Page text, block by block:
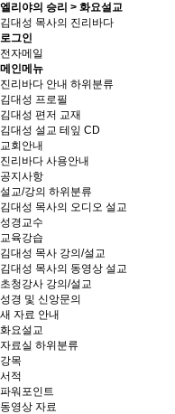
엘리야의 승리 > 화요설교
김대성 목사의 진리바다
로그인
전자메일
메인메뉴
진리바다 안내 하위분류
김대성 프로필
김대성 편저 교재
김대성 설교 테잎 CD
교회안내
진리바다 사용안내
공지사항
설교/강의 하위분류
김대성 목사의 오디오 설교
성경교수
교육강습
김대성 목사 강의/설교
김대성 목사의 동영상 설교
초청강사 강의/설교
성경 및 신앙문의
새 자료 안내
화요설교
자료실 하위분류
강목
서적
파워포인트
동영상 자료